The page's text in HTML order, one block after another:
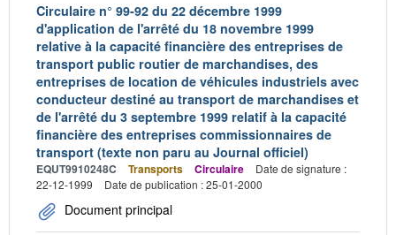
Circulaire n° 99-92 du 22 décembre 1999
d'application de l'arrêté du 18 novembre 1999
relative à la capacité financière des entreprises de
transport public routier de marchandises, des
entreprises de location de véhicules industriels avec
conducteur destiné au transport de marchandises et
de l'arrêté du 3 septembre 1999 relatif à la capacité
financière des entreprises commissionnaires de
transport (texte non paru au Journal officiel)
EQUT9910248C Transports Circulaire
Date de signature :
22-12-1999
Date de publication : 25-01-2000
Document principal